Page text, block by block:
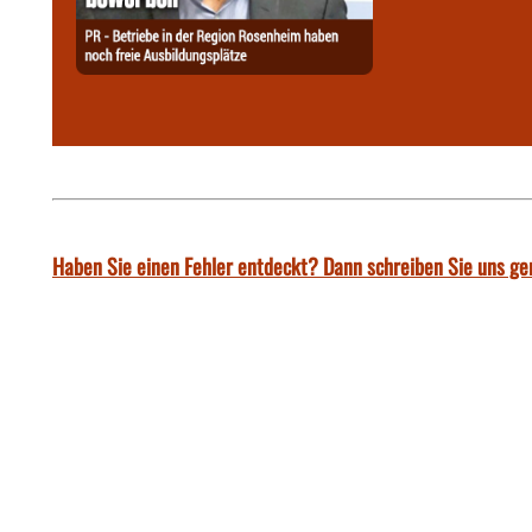
Haben Sie einen Fehler entdeckt? Dann schreiben Sie uns